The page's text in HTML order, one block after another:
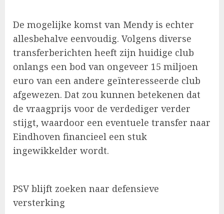
De mogelijke komst van Mendy is echter
allesbehalve eenvoudig. Volgens diverse
transferberichten heeft zijn huidige club
onlangs een bod van ongeveer 15 miljoen
euro van een andere geïnteresseerde club
afgewezen. Dat zou kunnen betekenen dat
de vraagprijs voor de verdediger verder
stijgt, waardoor een eventuele transfer naar
Eindhoven financieel een stuk
ingewikkelder wordt.
PSV blijft zoeken naar defensieve
versterking